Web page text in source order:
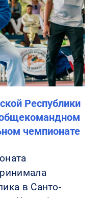
Республики
чемпионате
в Санто-